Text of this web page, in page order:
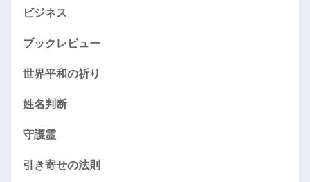
ビジネス
ブックレビュー
世界平和の祈り
姓名判断
守護霊
引き寄せの法則